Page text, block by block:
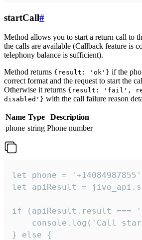
startCall#
Method allows you to start a return call to
the calls are available (Callback feature is
telephony balance is sufficient).
Method returns {result: 'ok'} if the
correct format and the request to start the
Otherwise it returns {result: 'fail',
disabled'} with the call failure reason
Name Type
Description
phone string Phone number
let phone =
let apiResult =
if (apiResult.result ===
console.log('Call
} else {